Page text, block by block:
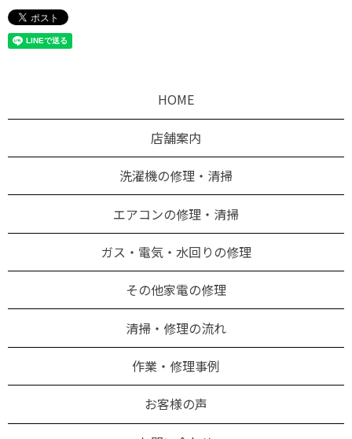
HOME
店舗案内
洗濯機の修理・清掃
エアコンの修理・清掃
ガス・電気・水回りの修理
その他家電の修理
清掃・修理の流れ
作業・修理事例
お客様の声